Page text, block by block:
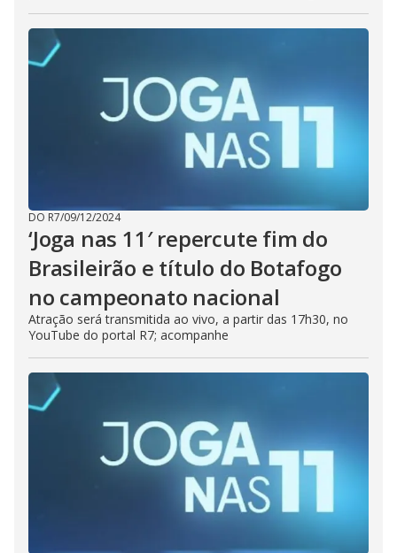
DO R7/09/12/2024
‘Joga nas 11′ repercute fim do
Brasileirão e título do Botafogo
no campeonato nacional
Atração será transmitida ao vivo, a partir das 17h30, no
YouTube do portal R7; acompanhe